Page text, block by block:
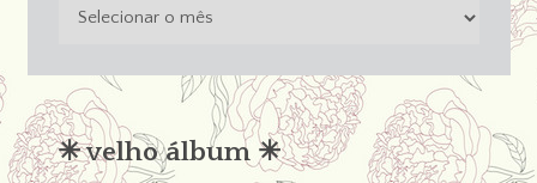
condena
✳︎ velho álbum ✳︎